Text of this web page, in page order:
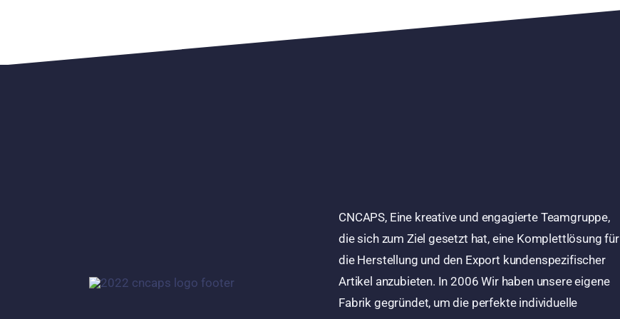
CNCAPS, Eine kreative und engagierte Teamgruppe,
die sich zum Ziel gesetzt hat, eine Komplettlösung für
die Herstellung und den Export kundenspezifischer
Artikel anzubieten. In 2006 Wir haben unsere eigene
Fabrik gegründet, um die perfekte individuelle